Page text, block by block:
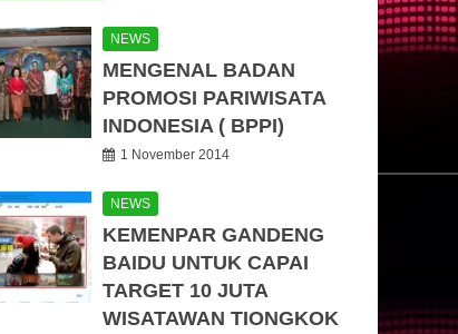
NEWS
MENGENAL BADAN
PROMOSI PARIWISATA
INDONESIA ( BPPI)
1 November 2014
NEWS
KEMENPAR GANDENG
BAIDU UNTUK CAPAI
TARGET 10 JUTA
WISATAWAN TIONGKOK